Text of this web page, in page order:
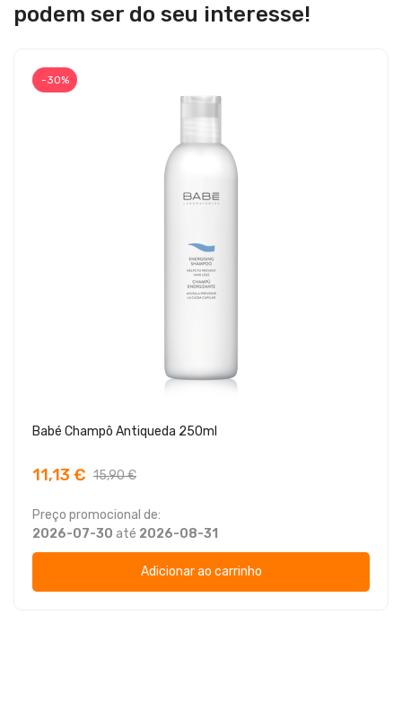
podem ser do seu interesse!
-30%
Babé Champô Antiqueda 250ml
11,13 € 15,90 €
Preço promocional de:
2026-07-30 até 2026-08-31
Adicionar ao carrinho